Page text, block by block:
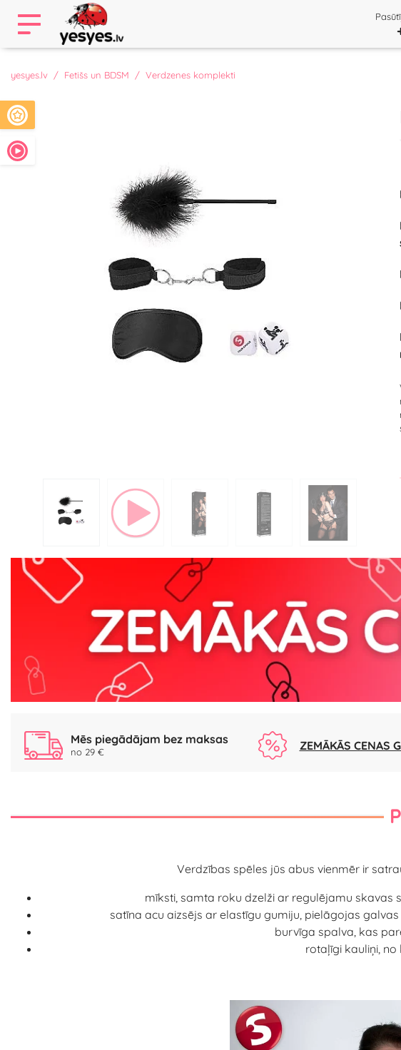
yesyes.lv Fetišs un BDSM Verdzenes komplekti
Mēs piegādājam bez maksas
no 29 € ZEMĀKĀS CENAS
Verdzības spēles jūs abus vienmēr ir
mīksti, samta roku dzelži ar regulējamu skavas
satīna acu aizsējs ar elastīgu gumiju, pielāgojas
burvīga spalva, kas
rotaļīgi kauliņi,